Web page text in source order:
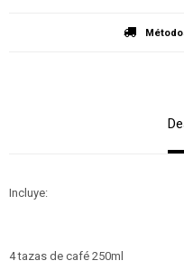
Incluye:
4 tazas de café 250ml